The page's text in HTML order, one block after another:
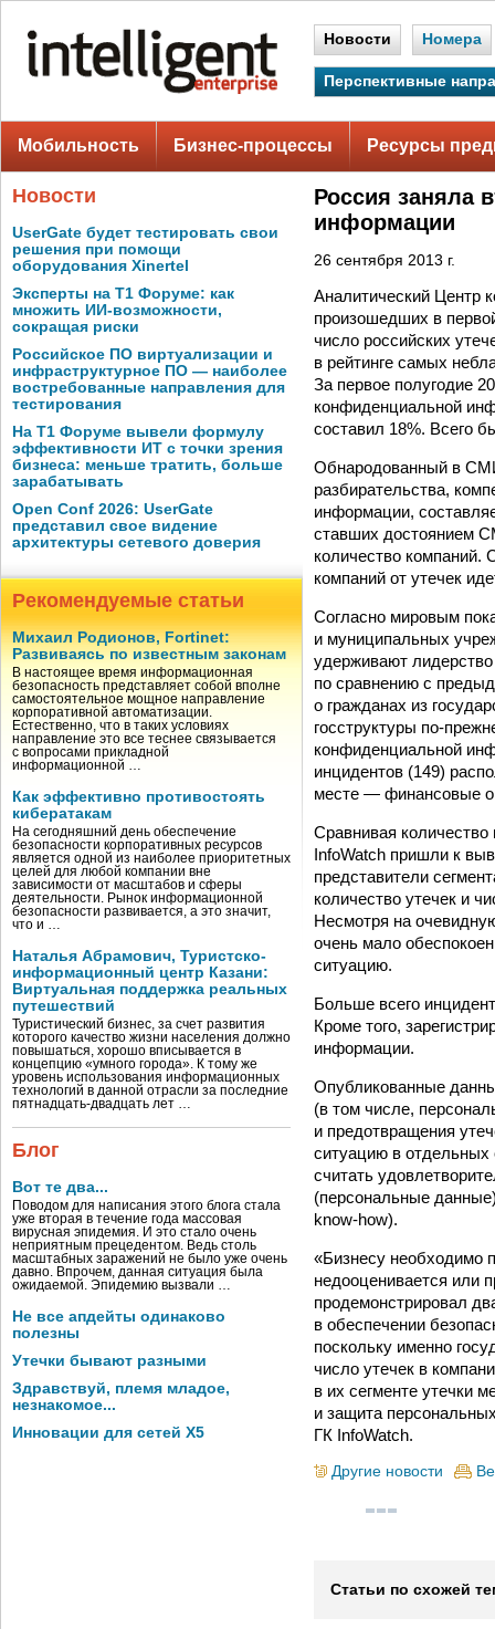
Новости Номера
Перспективные
Мобильность Бизнес-процессы Ресурсы
Новости
UserGate будет тестировать свои
решения при помощи
оборудования Xinertel
Эксперты на Т1 Форуме: как
множить ИИ-возможности,
сокращая риски
Российское ПО виртуализации и
инфраструктурное ПО — наиболее
востребованные направления для
тестирования
На Т1 Форуме вывели формулу
эффективности ИТ с точки зрения
бизнеса: меньше тратить, больше
зарабатывать
Open Conf 2026: UserGate
представил свое видение
архитектуры сетевого доверия
Рекомендуемые статьи
Михаил Родионов, Fortinet:
Развиваясь по известным законам
В настоящее время информационная
безопасность представляет собой вполне
самостоятельное мощное направление
корпоративной автоматизации.
Естественно, что в таких условиях
направление это все теснее связывается
с вопросами прикладной
информационной …
Как эффективно противостоять
кибератакам
На сегодняшний день обеспечение
безопасности корпоративных ресурсов
является одной из наиболее приоритетных
целей для любой компании вне
зависимости от масштабов и сферы
деятельности. Рынок информационной
безопасности развивается, а это значит,
что и …
Наталья Абрамович, Туристско-
информационный центр Казани:
Виртуальная поддержка реальных
путешествий
Туристический бизнес, за счет развития
которого качество жизни населения должно
повышаться, хорошо вписывается в
концепцию «умного города». К тому же
уровень использования информационных
технологий в данной отрасли за последние
пятнадцать-двадцать лет …
Блог
Вот те два...
Поводом для написания этого блога стала
уже вторая в течение года массовая
вирусная эпидемия. И это стало очень
неприятным прецедентом. Ведь столь
масштабных заражений не было уже очень
давно. Впрочем, данная ситуация была
ожидаемой. Эпидемию вызвали …
Не все апдейты одинаково
полезны
Утечки бывают разными
Здравствуй, племя младое,
незнакомое...
Инновации для сетей X5
Россия заняла
информации
26 сентября 2013 г.
Аналитический Центр
произошедших в
число российских
в рейтинге самых
За первое полугодие
конфиденциальной
составил 18%. Всего
Обнародованный в
разбирательства,
информации,
ставших достоянием
количество компаний.
компаний от утечек
Согласно мировым
и муниципальных
удерживают
по сравнению с
о гражданах из
госструктуры по-
конфиденциальной
инцидентов (149)
месте — финансовые
Сравнивая
InfoWatch пришли к
представители
количество утечек и
Несмотря на
очень мало
ситуацию.
Больше всего
Кроме того,
информации.
Опубликованные
(в том числе,
и предотвращения
ситуацию в
считать
(персональные
know-how).
«Бизнесу необходимо
недооценивается или
продемонстрировал
в обеспечении
поскольку именно
число утечек в
в их сегменте утечки
и защита
ГК InfoWatch.
Другие новости
Статьи по схожей